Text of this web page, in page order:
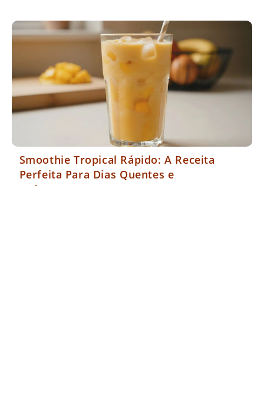
Smoothie Tropical Rápido: A Receita
Perfeita Para Dias Quentes e
Refrescantes